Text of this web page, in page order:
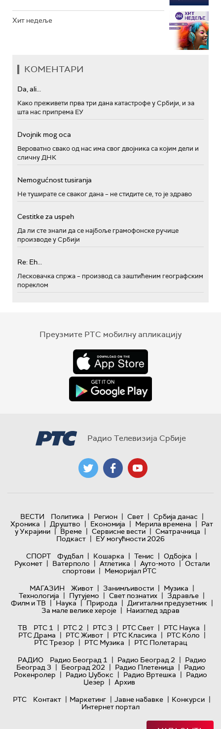
Хит недеље
КОМЕНТАРИ
Da, ali...
Како преживети прва три дана катастрофе у Србији, и за
шта нас припрема ЕУ
Dvojnik mog oca
Вероватно свако од нас има свог двојника са којим дели и
сличну ДНК
Nemogućnost tusiranja
Не туширате се сваког дана – не стидите се, то је здраво
Cestitke za uspeh
Да ли сте знали да се најбоље грамофонске ручице
производе у Србији
Re: Eh...
Лесковачка спржа – производ са заштићеним географским
пореклом
Преузмите РТС мобилну апликацију
Радио Телевизија Србије
ВЕСТИ Политика | Регион | Свет | Србија данас |
Хроника | Друштво | Економија | Мерила времена | Рат
у Украјини | Време | Сервисне вести | Сматрачница |
Подкаст | ЕУ могућности 2026
СПОРТ
Фудбал | Кошарка | Тенис | Одбојка |
Рукомет | Ватерполо | Атлетика | Ауто-мото | Остали
спортови | Меморијал РТС
МАГАЗИН
Живот | Занимљивости | Музика |
Технологијa | Путујемо | Свет познатих | Здравље |
Филм и ТВ | Наука | Природа | Дигитални предузетник |
За мале велике хероје | Наизглед здрав
ТВ
РТС 1 | РТС 2 | РТС 3 | РТС Свет | РТС Наука |
РТС Драма | РТС Живот | РТС Класика | РТС Коло |
РТС Трезор | РТС Музика | РТС Полетарац
РАДИО
Радио Београд 1 | Радио Београд 2 | Радио
Београд 3 | Београд 202 | Радио Плетеница | Радио
Рокенролер | Радио Џубокс | Радио Вртешка | Радио
Џезер | Архив
РТС
Контакт | Маркетинг | Јавне набавке | Конкурси |
Интернет портал